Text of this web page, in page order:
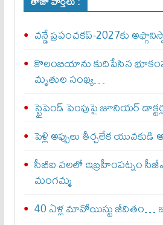
వన్డే ప్రపంచకప్‌-2027కు
కొలంబియాను కుదిపేసిన
మృతుల సంఖ్య…
స్టైపెండ్ పెంపుపై జూనియర్
పెళ్లి అప్పులు తీర్చలేక
సీబీఐ వలలో ఇబ్రహీంపట్నం
మంగమ్మ
40 ఏళ్ల మావోయిస్టు జీవితం…